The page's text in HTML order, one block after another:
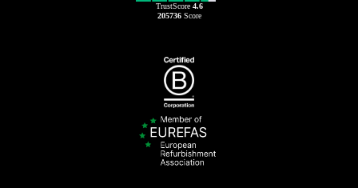
TrustScore 4.6
205736Score